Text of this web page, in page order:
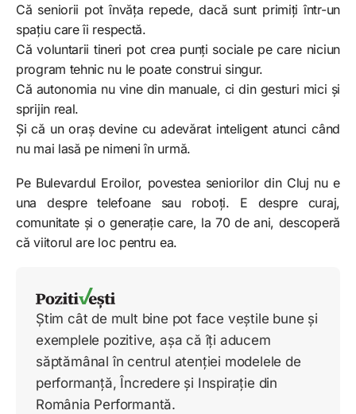
Că seniorii pot învăța repede, dacă sunt primiți într-un
spațiu care îi respectă.
Că voluntarii tineri pot crea punți sociale pe care niciun
program tehnic nu le poate construi singur.
Că autonomia nu vine din manuale, ci din gesturi mici și
sprijin real.
Și că un oraș devine cu adevărat inteligent atunci când
nu mai lasă pe nimeni în urmă.
Pe Bulevardul Eroilor, povestea seniorilor din Cluj nu e
una despre telefoane sau roboți. E despre curaj,
comunitate și o generație care, la 70 de ani, descoperă
că viitorul are loc pentru ea.
Știm cât de mult bine pot face veștile bune și
exemplele pozitive, așa că îți aducem
săptămânal în centrul atenției modelele de
performanță, Încredere și Inspirație din
România Performantă.